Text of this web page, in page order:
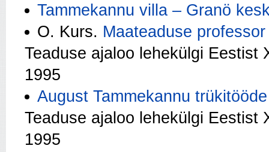
Tammekannu villa – Granö
O. Kurs. Maateaduse
Teaduse ajaloo lehekülgi Eestist
1995
August Tammekannu
Teaduse ajaloo lehekülgi Eestist
1995